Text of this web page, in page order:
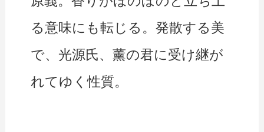
る意味にも転じる。発散する美
で、光源氏、薰の君に受け継が
れてゆく性質。